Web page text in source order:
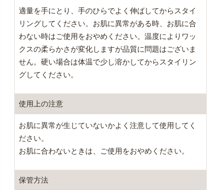
適量を手にとり、手のひらでよく伸ばしてからスタイ
リングしてください。お肌に異常がある時、お肌に合
わない時はご使用をおやめください。温度によりワッ
クスの柔らかさが変化しますが品質に問題はございま
せん。硬い場合は体温で少し溶かしてからスタイリン
グしてください。
使用上の注意
お肌に異常が生じていないかよく注意して使用してく
ださい。
お肌に合わないときは、ご使用をおやめください。
保管方法